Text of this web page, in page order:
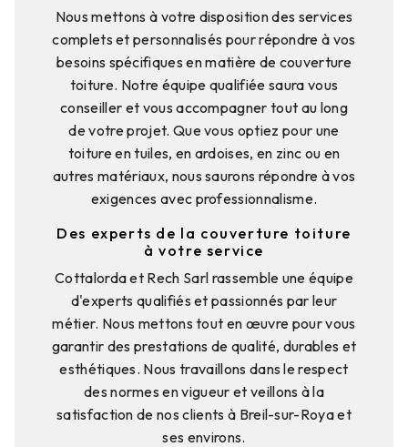
Nous mettons à votre disposition des services
complets et personnalisés pour répondre à vos
besoins spécifiques en matière de couverture
toiture. Notre équipe qualifiée saura vous
conseiller et vous accompagner tout au long
de votre projet. Que vous optiez pour une
toiture en tuiles, en ardoises, en zinc ou en
autres matériaux, nous saurons répondre à vos
exigences avec professionnalisme.
Des experts de la couverture toiture
à votre service
Cottalorda et Rech Sarl rassemble une équipe
d'experts qualifiés et passionnés par leur
métier. Nous mettons tout en œuvre pour vous
garantir des prestations de qualité, durables et
esthétiques. Nous travaillons dans le respect
des normes en vigueur et veillons à la
satisfaction de nos clients à Breil-sur-Roya et
ses environs.